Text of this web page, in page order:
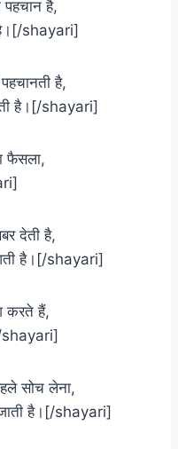
है,
है।[/shayari]
है,
है।[/shayari]
फैसला,
देती है,
है।[/shayari]
करते हैं,
shayari]
सोच लेना,
है।[/shayari]